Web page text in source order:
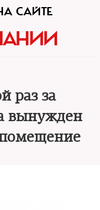
САЙТЕ
раз за
вынужден
помещение